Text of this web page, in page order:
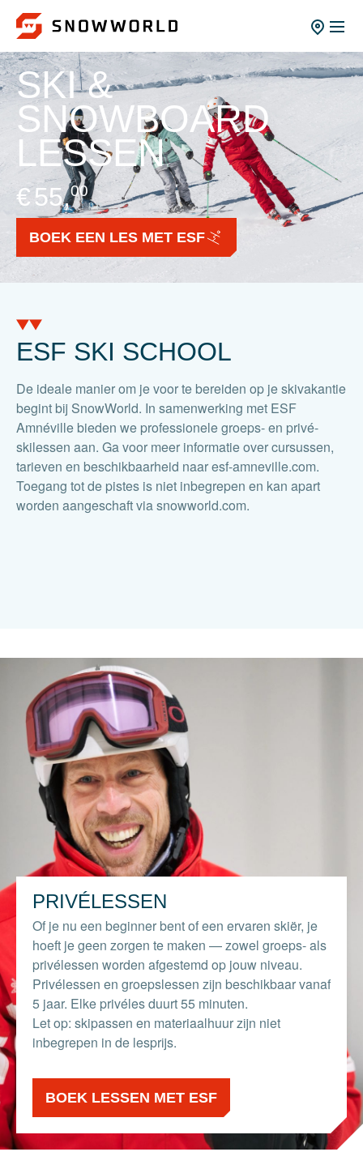
SKI &
SNOWBOARD
LESSEN
€55,00
p.p
BOEK EEN LES MET ESF
ESF SKI SCHOOL
De ideale manier om je voor te bereiden op je skivakantie
begint bij SnowWorld. In samenwerking met ESF
Amnéville bieden we professionele groeps- en privé-
skilessen aan. Ga voor meer informatie over cursussen,
tarieven en beschikbaarheid naar esf-amneville.com.
Toegang tot de pistes is niet inbegrepen en kan apart
worden aangeschaft via snowworld.com.
PRIVÉLESSEN
Of je nu een beginner bent of een ervaren skiër, je
hoeft je geen zorgen te maken — zowel groeps- als
privélessen worden afgestemd op jouw niveau.
Privélessen en groepslessen zijn beschikbaar vanaf
5 jaar. Elke privéles duurt 55 minuten.
Let op: skipassen en materiaalhuur zijn niet
inbegrepen in de lesprijs.
BOEK LESSEN MET ESF